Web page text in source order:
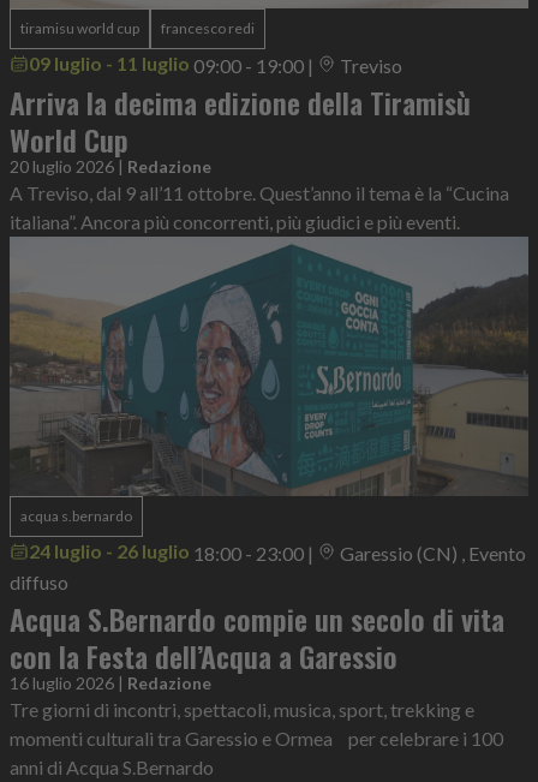
tiramisu world cup francesco redi
09 luglio - 11 luglio 09:00 - 19:00 | Treviso
Arriva la decima edizione della Tiramisù
World Cup
20 luglio 2026 | Redazione
A Treviso, dal 9 all’11 ottobre. Quest’anno il tema è la “Cucina
italiana”. Ancora più concorrenti, più giudici e più eventi.
acqua s.bernardo
24 luglio - 26 luglio 18:00 - 23:00 |
Garessio (CN) , Evento
diffuso
Acqua S.Bernardo compie un secolo di vita
con la Festa dell’Acqua a Garessio
16 luglio 2026 | Redazione
Tre giorni di incontri, spettacoli, musica, sport, trekking e
momenti culturali tra Garessio e Ormea per celebrare i 100
anni di Acqua S.Bernardo